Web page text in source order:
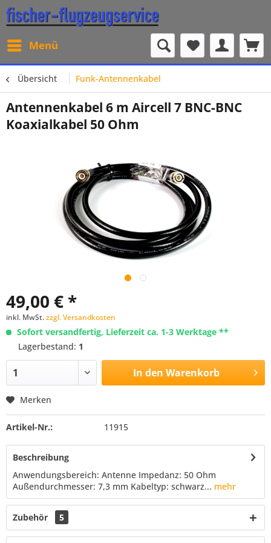
Menü
Übersicht Funk-Antennenkabel
Antennenkabel 6 m Aircell 7 BNC-BNC
Koaxialkabel 50 Ohm
49,00 € *
inkl. MwSt.zzgl. Versandkosten
Sofort versandfertig, Lieferzeit ca. 1-3 Werktage **
Lagerbestand: 1
In den Warenkorb
Merken
Artikel-Nr.: 11915
Beschreibung
Anwendungsbereich: Antenne Impedanz: 50 Ohm
Außendurchmesser: 7,3 mm Kabeltyp: schwarz... mehr
Zubehör 5